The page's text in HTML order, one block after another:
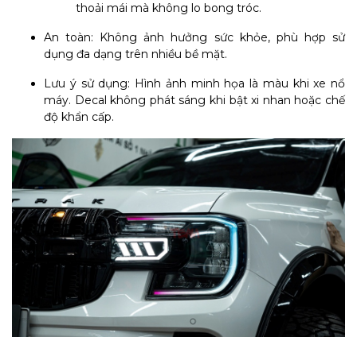
thoải mái mà không lo bong tróc.
An toàn: Không ảnh hưởng sức khỏe, phù hợp sử
dụng đa dạng trên nhiều bề mặt.
Lưu ý sử dụng: Hình ảnh minh họa là màu khi xe nổ
máy. Decal không phát sáng khi bật xi nhan hoặc chế
độ khẩn cấp.